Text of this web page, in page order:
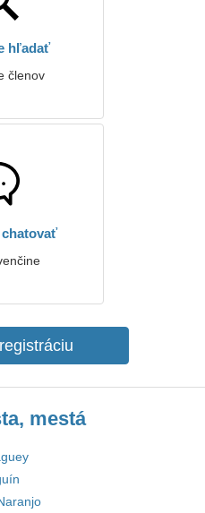
hľadať
členov
mestá